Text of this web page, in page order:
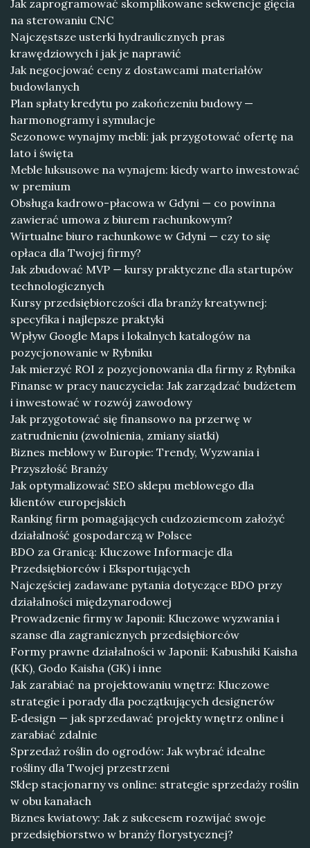
Jak zaprogramować skomplikowane sekwencje gięcia
na sterowaniu CNC
Najczęstsze usterki hydraulicznych pras
krawędziowych i jak je naprawić
Jak negocjować ceny z dostawcami materiałów
budowlanych
Plan spłaty kredytu po zakończeniu budowy —
harmonogramy i symulacje
Sezonowe wynajmy mebli: jak przygotować ofertę na
lato i święta
Meble luksusowe na wynajem: kiedy warto inwestować
w premium
Obsługa kadrowo-płacowa w Gdyni — co powinna
zawierać umowa z biurem rachunkowym?
Wirtualne biuro rachunkowe w Gdyni — czy to się
opłaca dla Twojej firmy?
Jak zbudować MVP — kursy praktyczne dla startupów
technologicznych
Kursy przedsiębiorczości dla branży kreatywnej:
specyfika i najlepsze praktyki
Wpływ Google Maps i lokalnych katalogów na
pozycjonowanie w Rybniku
Jak mierzyć ROI z pozycjonowania dla firmy z Rybnika
Finanse w pracy nauczyciela: Jak zarządzać budżetem
i inwestować w rozwój zawodowy
Jak przygotować się finansowo na przerwę w
zatrudnieniu (zwolnienia, zmiany siatki)
Biznes meblowy w Europie: Trendy, Wyzwania i
Przyszłość Branży
Jak optymalizować SEO sklepu meblowego dla
klientów europejskich
Ranking firm pomagających cudzoziemcom założyć
działalność gospodarczą w Polsce
BDO za Granicą: Kluczowe Informacje dla
Przedsiębiorców i Eksportujących
Najczęściej zadawane pytania dotyczące BDO przy
działalności międzynarodowej
Prowadzenie firmy w Japonii: Kluczowe wyzwania i
szanse dla zagranicznych przedsiębiorców
Formy prawne działalności w Japonii: Kabushiki Kaisha
(KK), Godo Kaisha (GK) i inne
Jak zarabiać na projektowaniu wnętrz: Kluczowe
strategie i porady dla początkujących designerów
E‑design — jak sprzedawać projekty wnętrz online i
zarabiać zdalnie
Sprzedaż roślin do ogrodów: Jak wybrać idealne
rośliny dla Twojej przestrzeni
Sklep stacjonarny vs online: strategie sprzedaży roślin
w obu kanałach
Biznes kwiatowy: Jak z sukcesem rozwijać swoje
przedsiębiorstwo w branży florystycznej?